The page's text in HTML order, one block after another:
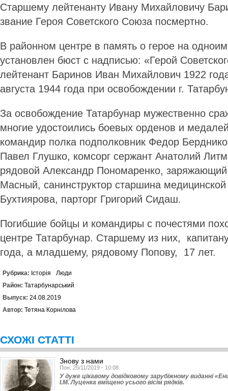
Старшему лейтенанту Ивану Михайловичу
звание Героя Советского Союза посмертно.
В районном центре в память о герое на
установлен бюст с надписью: «Герой
лейтенант Баринов Иван Михайлович 1922
августа 1944 года при освобождении г.
За освобождение Татарбунар мужественно
многие удостоились боевых орденов и
командир полка подполковник Федор
Павел Глушко, комсорг сержант Анатолий
рядовой Александр Пономаренко,
Масный, санинструктор старшина
Бухтиярова, парторг Григорий Сидаш.
Погибшие бойцы и командиры с почестями
центре Татарбунар. Старшему из них,
года, а младшему, рядовому Попову, 17 лет.
Рубрика: Історія
Люди
Район: Татарбунарський
Выпуск: 24.08.2019
Автор: Тетяна Корнілова
СХОЖІ СТАТТІ
Знову з нами
Пон, 25/11/2019 - 10:08
У дуже цікавому довідковому зарубіжному виданні
І.М. Луценка вміщено усього вісім рядків.